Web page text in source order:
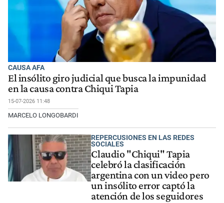
CAUSA AFA
El insólito giro judicial que busca la impunidad
en la causa contra Chiqui Tapia
15-07-2026 11:48
MARCELO LONGOBARDI
REPERCUSIONES EN LAS REDES
SOCIALES
Claudio "Chiqui" Tapia
celebró la clasificación
argentina con un video pero
un insólito error captó la
atención de los seguidores